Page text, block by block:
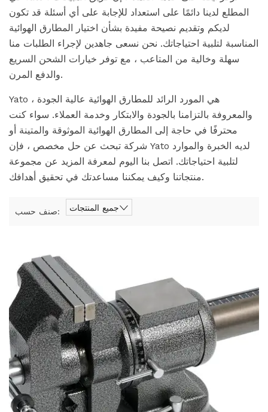
المطلع لدينا دائمًا على استعداد للإجابة على أي أسئلة قد تكون
لديكم وتقديم نصيحة مفيدة بشأن اختيار المطارق الهوائية
المناسبة لتلبية احتياجاتك. نحن نسعى جاهدين لإجراء الطلبات منا
سهلة وخالية من المتاعب ، مع توفر خيارات الشحن السريع
والدفع المرن.
Yato هي المورد الرائد للمطارق الهوائية عالية الجودة ،
والمعروفة بالتزامنا بالجودة والابتكار وخدمة العملاء. سواء كنت
محترفًا في حاجة إلى المطارق الهوائية الموثوقة والمتينة أو
شركة تبحث عن حل مخصص ، فإن Yato لديه الخبرة والموارد
لتلبية احتياجاتك. اتصل بنا اليوم لمعرفة المزيد عن مجموعة
منتجاتنا وكيف يمكننا مساعدتك في تحقيق أهدافك.
صنف حسب: جميع المنتجات